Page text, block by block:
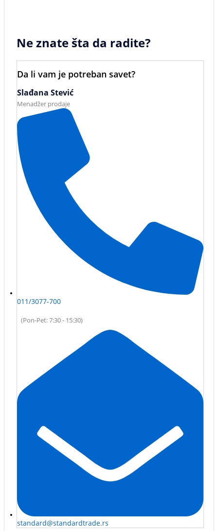
Ne znate šta da radite?
Da li vam je potreban savet?
Slađana Stević
Menadžer prodaje
011/3077-700
(Pon-Pet: 7:30 - 15:30)
standard@standardtrade.rs